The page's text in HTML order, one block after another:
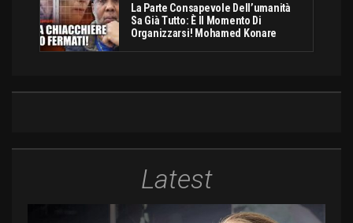
La Parte Consapevole Dell’umanità
Sa Già Tutto: È Il Momento Di
Organizzarsi! Mohamed Konare
Latest